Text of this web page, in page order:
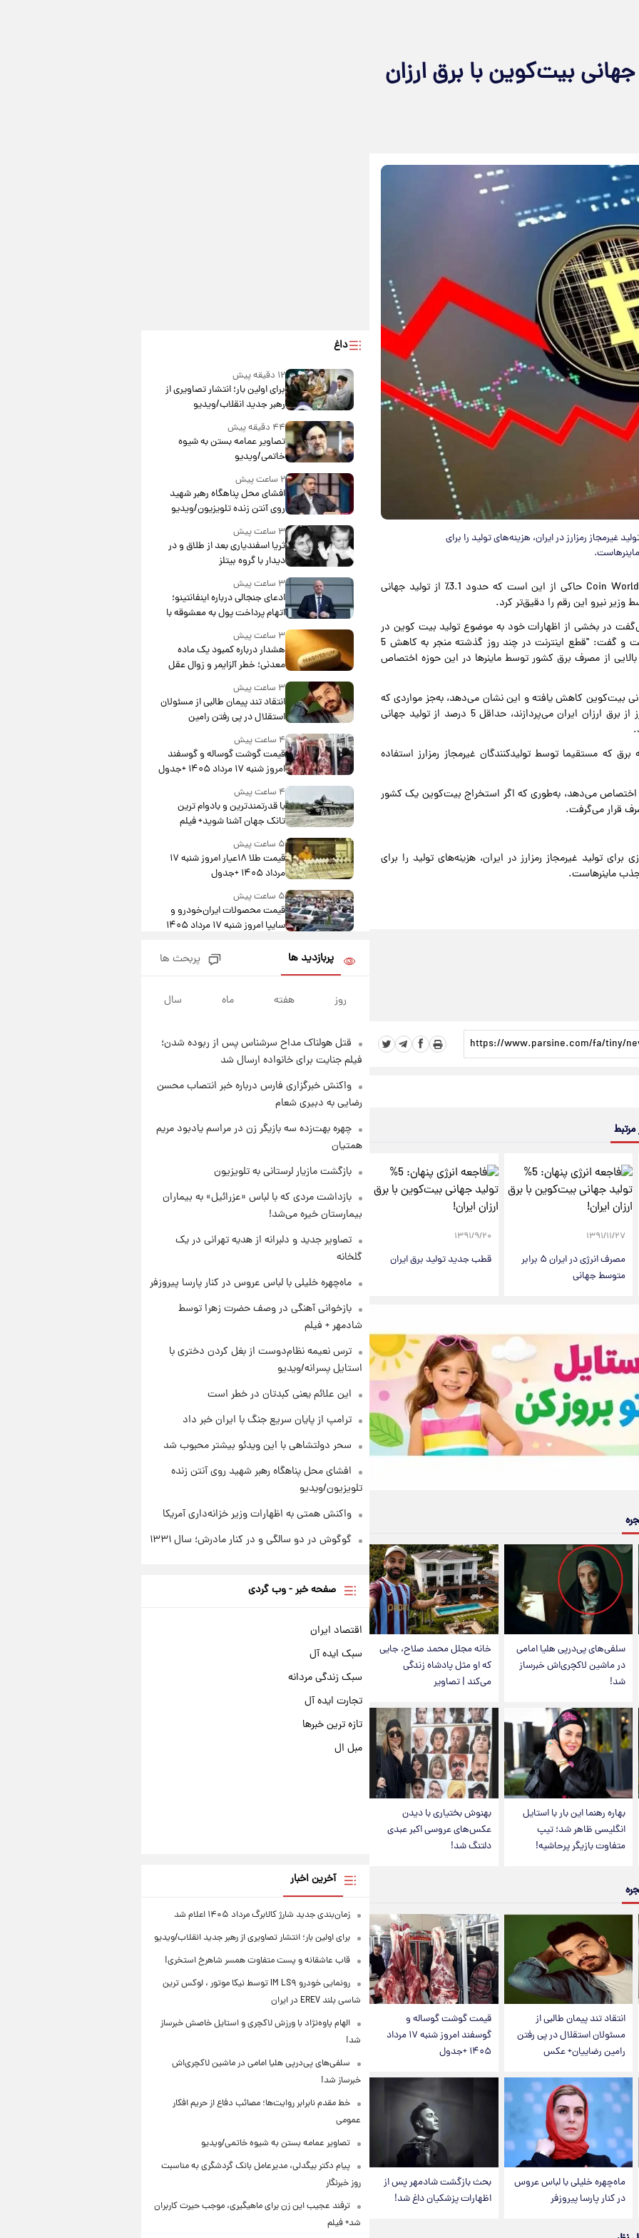
۵% تولید جهانی بیت‌کوین با برق ارزان
غیرمجاز رمزارز در ایران، هزینه‌های تولید را برای
به گزارش پارسینه به نقل از تسنیم، درحالی که گزارش اخیر Coin World حاکی از این است که حدود 3.1٪ از تولید جهانی
وزیر نیرو این رقم را دقیق‌تر کرد.
در بخشی از اظهارات خود به موضوع تولید بیت کوین در
ایران و سهم تولید غیرمجاز رمزارز در ناترازی برق کشور پرداخت و گفت: "قطع اینترنت در چند روز گذشته منجر به کاهش 5
از مصرف برق کشور توسط ماینرها در این حوزه اختصاص
در ایران، 5 درصد از تولید جهانی بیت‌کوین کاهش یافته و این نشان می‌دهد، به‌جز مواردی که
احتمالا با اینترنت ماهواره‌ای استارلینک به تولید غیرمجاز رمزارز از برق ارزان ایران می‌پردازند، حداقل 5 درصد از تولید جهانی
2400 مگاوات از بار شبکه برق که مستقیما توسط تولیدکنندگان غیرمجاز رمزارز استفاده
اختصاص می‌دهد، به‌طوری که اگر استخراج بیت‌کوین یک کشور
تولید غیرمجاز رمزارز در ایران، هزینه‌های تولید را برای
جذب ماینرهاست.
مرتبط
۱۳۹۱/۱۱/۲۷
مصرف انرژی در ایران ۵ برابر
متوسط جهانی
۱۳۹۱/۹/۲۰
قطب جدید تولید برق ایران
سلفی‌های پی‌درپی هلیا امامی
در ماشین لاکچری‌اش خبرساز
شد!
خانه مجلل محمد صلاح، جایی
که او مثل پادشاه زندگی
می‌کند | تصاویر
بهاره رهنما این بار با استایل
انگلیسی ظاهر شد؛ تیپ
متفاوت بازیگر پرحاشیه!
بهنوش بختیاری با دیدن
عکس‌های عروسی اکبر عبدی
دلتنگ شد!
انتقاد تند پیمان طالبی از
مسئولان استقلال در پی رفتن
رامین رضاییان+ عکس
قیمت گوشت گوساله و
گوسفند امروز شنبه ۱۷ مرداد
۱۴۰۵ +جدول
ماه‌چهره خلیلی با لباس عروس
در کنار پارسا پیروزفر
بحث بازگشت شادمهر پس از
اظهارات پزشکیان داغ شد!
داغ
۱۲ دقیقه پیش
برای اولین بار؛ انتشار تصاویری از
رهبر جدید انقلاب/ویدیو
۴۴ دقیقه پیش
تصاویر عمامه بستن به شیوه
خاتمی/ویدیو
۲ ساعت پیش
افشای محل پناهگاه‌ رهبر شهید
روی آنتن زنده تلویزیون/ویدیو
۳ ساعت پیش
ثریا اسفندیاری بعد از طلاق و در
دیدار با گروه بیتلز
۳ ساعت پیش
ادعای جنجالی درباره اینفانتینو؛
اتهام پرداخت پول به معشوقه با
۳ ساعت پیش
هشدار درباره کمبود یک ماده
معدنی؛ خطر آلزایمر و زوال عقل
۳ ساعت پیش
انتقاد تند پیمان طالبی از مسئولان
استقلال در پی رفتن رامین
رضاییان+ عکس
۴ ساعت پیش
قیمت گوشت گوساله و گوسفند
امروز شنبه ۱۷ مرداد ۱۴۰۵ +جدول
۴ ساعت پیش
با قدرتمندترین و بادوام ترین
تانک جهان آشنا شوید+ فیلم
۵ ساعت پیش
قیمت طلا ۱۸عیار امروز شنبه ۱۷
مرداد ۱۴۰۵ +جدول
۵ ساعت پیش
قیمت محصولات ایران‌خودرو و
سایپا امروز شنبه ۱۷ مرداد ۱۴۰۵
یک پیش ‌بینی مهم برای قیمت
۱۹ ساعت پیش
۱ روز پیش
تصاویر کمتر دیده‌شده از شهیدان
حاجی‌زاده و باقری؛ فرماندهان
شهید هوافضای ایران
۱ روز پیش
قیمت خودروهای سایپا تغییر کرد؛
لیست قیمت جمعه ۱۶ مرداد
پربازدید ها پربحث ها
روز هفته ماه سال
قتل هولناک مداح سرشناس پس از ربوده شدن؛
فیلم جنایت برای خانواده ارسال شد
واکنش خبرگزاری فارس درباره خبر انتصاب محسن
رضایی به دبیری شعام
چهره بهت‌زده سه بازیگر زن در مراسم یادبود مریم
همتیان
بازگشت مازیار لرستانی به تلویزیون
بازداشت مردی که با لباس «عزرائیل» به بیماران
بیمارستان خیره می‌شد!
تصاویر جدید و دلبرانه از هدیه تهرانی در یک
گلخانه
ماه‌چهره خلیلی با لباس عروس در کنار پارسا پیروزفر
بازخوانی آهنگی در وصف حضرت زهرا توسط
شادمهر + فیلم
ترس نعیمه نظام‌دوست از بغل کردن دختری با
استایل پسرانه/ویدیو
این علائم یعنی کبدتان در خطر است
ترامپ از پایان سریع جنگ با ایران خبر داد
سحر دولتشاهی با این ویدئو بیشتر محبوب شد
افشای محل پناهگاه‌ رهبر شهید روی آنتن زنده
تلویزیون/ویدیو
واکنش همتی به اظهارات وزیر خزانه‌داری آمریکا
گوگوش در دو سالگی و در کنار مادرش؛ سال ۱۳۳۱
صفحه خبر - وب گردی
اقتصاد ایران
سبک ایده آل
سبک زندگی مردانه
تجارت ایده آل
تازه ترین خبرها
مبل ال
آخرین اخبار
زمان‌بندی جدید شارژ کالابرگ مرداد ۱۴۰۵ اعلام شد
برای اولین بار؛ انتشار تصاویری از رهبر جدید انقلاب/ویدیو
قاب عاشقانه و پست متفاوت همسر شاهرخ استخری!
رونمایی خودرو IM LS۹ توسط نیکا موتور ، لوکس ترین
شاسی بلند EREV در ایران
الهام پاوه‌نژاد با ورزش لاکچری و استایل خاصش خبرساز
شد!
سلفی‌های پی‌درپی هلیا امامی در ماشین لاکچری‌اش
خبرساز شد!
خط مقدم نابرابر روایت‌ها؛ مصائب دفاع از حریم افکار
عمومی
تصاویر عمامه بستن به شیوه خاتمی/ویدیو
پیام دکتر بیگدلی، مدیرعامل بانک گردشگری به مناسبت
روز خبرنگار
ترفند عجیب این زن برای ماهیگیری، موجب حیرت کاربران
شد+ فیلم